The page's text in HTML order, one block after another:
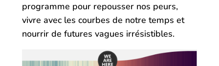
programme pour repousser nos peurs,
vivre avec les courbes de notre temps et
nourrir de futures vagues irrésistibles.